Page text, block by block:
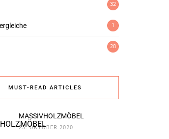
32
1
28
MUST-READ ARTICLES
MASSIVHOLZMÖBEL
25. OKTOBER 2020